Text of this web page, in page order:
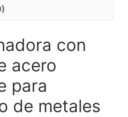
con
acero
para
de metales